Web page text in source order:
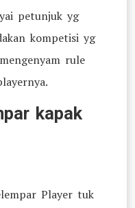
petunjuk yg
kompetisi yg
rule
kapak
Player tuk